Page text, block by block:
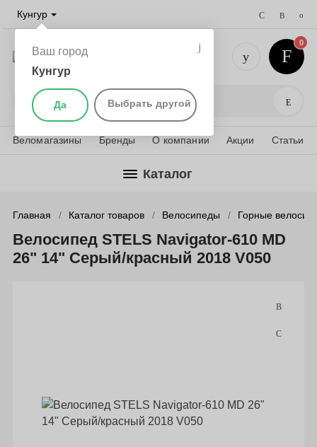
Кунгур
Ваш город
Кунгур
Да Выбрать другой Поиск
+7 (952)
0
Веломагазины Бренды О компании Акции Статьи
Каталог
Главная Каталог товаров Велосипеды Горные
Велосипед STELS Navigator-610 MD
26" 14" Серый/красный 2018 V050